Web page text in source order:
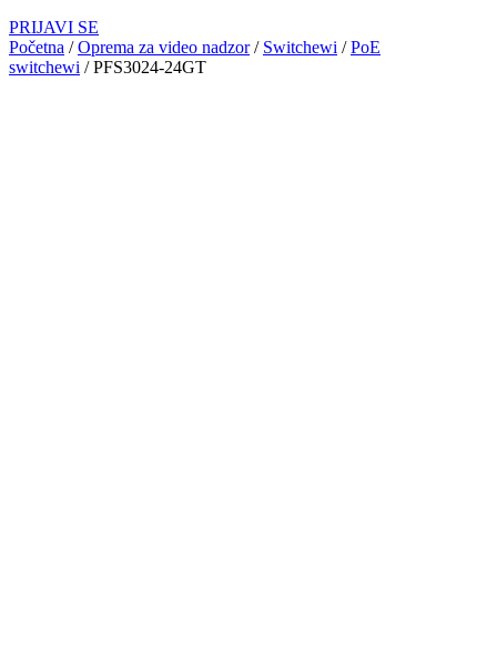
PRIJAVI SE
Početna /Oprema za video nadzor/ Switchewi /PoE
switchewi / PFS3024-24GT